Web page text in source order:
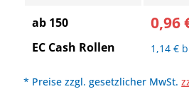
ab 150
EC Cash Rollen
0,96
1,14 €
* Preise zzgl. gesetzlicher MwSt.